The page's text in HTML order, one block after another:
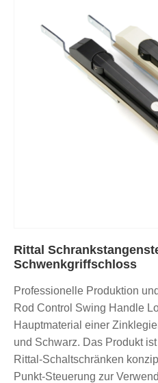
Rittal
Schwenkgriffschloss
Professionelle Produktion
Rod Control Swing Handle
Hauptmaterial einer
und Schwarz. Das Produkt
Rittal-Schaltschränken
Punkt-Steuerung zur